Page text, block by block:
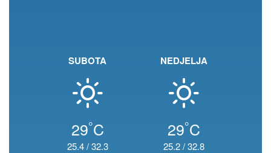
SUBOTA
29°C
25.4/32.3
NEDJELJA
29°C
25.2/32.8